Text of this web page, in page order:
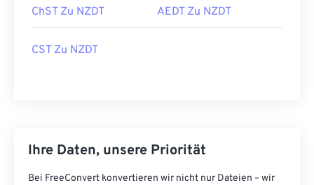
ChST Zu NZDT AEDT Zu NZDT
CST Zu NZDT
Ihre Daten, unsere Priorität
Bei FreeConvert konvertieren wir nicht nur Dateien – wir